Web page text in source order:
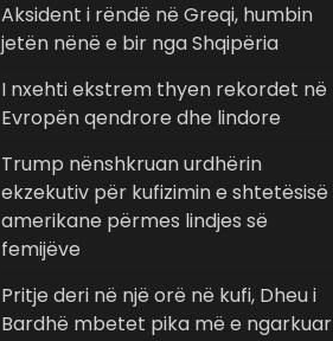
Aksident i rëndë në Greqi, humbin
jetën nënë e bir nga Shqipëria
I nxehti ekstrem thyen rekordet në
Evropën qendrore dhe lindore
Trump nënshkruan urdhërin
ekzekutiv për kufizimin e shtetësisë
amerikane përmes lindjes së
femijëve
Pritje deri në një orë në kufi, Dheu i
Bardhë mbetet pika më e ngarkuar